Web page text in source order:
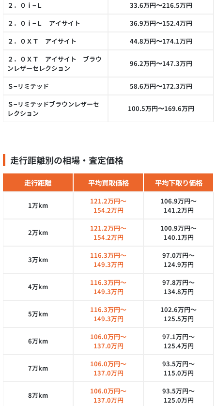
２．０ｉ−Ｌ
33.6万円〜216.5万円
２．０ｉ−Ｌ アイサイト
36.9万円〜152.4万円
２．０ＸＴ アイサイト
44.8万円〜174.1万円
２．０ＸＴ アイサイト ブラウ
ンレザーセレクション
96.2万円〜147.3万円
Ｓ−リミテッド
58.6万円〜172.3万円
Ｓ−リミテッドブラウンレザーセ
レクション
100.5万円〜169.6万円
走行距離別の相場・査定価格
走行距離 平均買取価格 平均下取り価格
1万km
121.2万円～
154.2万円
106.9万円～
141.2万円
2万km
121.2万円～
154.2万円
100.9万円～
140.1万円
3万km
116.3万円～
149.3万円
97.0万円～
124.9万円
4万km
116.3万円～
149.3万円
97.8万円～
134.8万円
5万km
116.3万円～
149.3万円
102.6万円～
125.5万円
6万km
106.0万円～
137.0万円
97.1万円～
125.4万円
7万km
106.0万円～
137.0万円
93.5万円～
115.0万円
8万km
106.0万円～
137.0万円
93.5万円～
125.0万円